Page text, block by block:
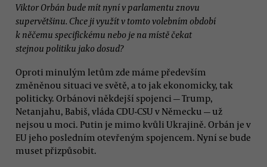
Viktor Orbán bude mít nyní v parlamentu znovu
supervětšinu. Chce ji využít v tomto volebním období
k něčemu specifickému nebo je na místě čekat
stejnou politiku jako dosud?
Oproti minulým letům zde máme především
změněnou situaci ve světě, a to jak ekonomicky, tak
politicky. Orbánovi někdejší spojenci — Trump,
Netanjahu, Babiš, vláda CDU-CSU v Německu — už
nejsou u moci. Putin je mimo kvůli Ukrajině. Orbán je v
EU jeho posledním otevřeným spojencem. Nyní se bude
muset přizpůsobit.